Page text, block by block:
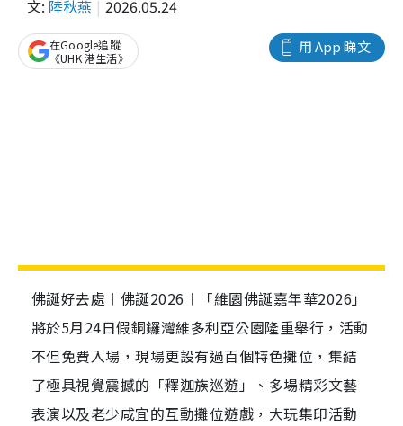
文: 陸秋燕 2026.05.24
用 App 睇文
在Google追蹤
《UHK 港生活》
佛誕好去處︱佛誕2026︱「維園佛誕嘉年華2026」
將於5月24日假銅鑼灣維多利亞公園隆重舉行，活動
不但免費入場，現場更設有過百個特色攤位，集結
了極具視覺震撼的「釋迦族巡遊」、多場精彩文藝
表演以及老少咸宜的互動攤位遊戲，大玩集印活動